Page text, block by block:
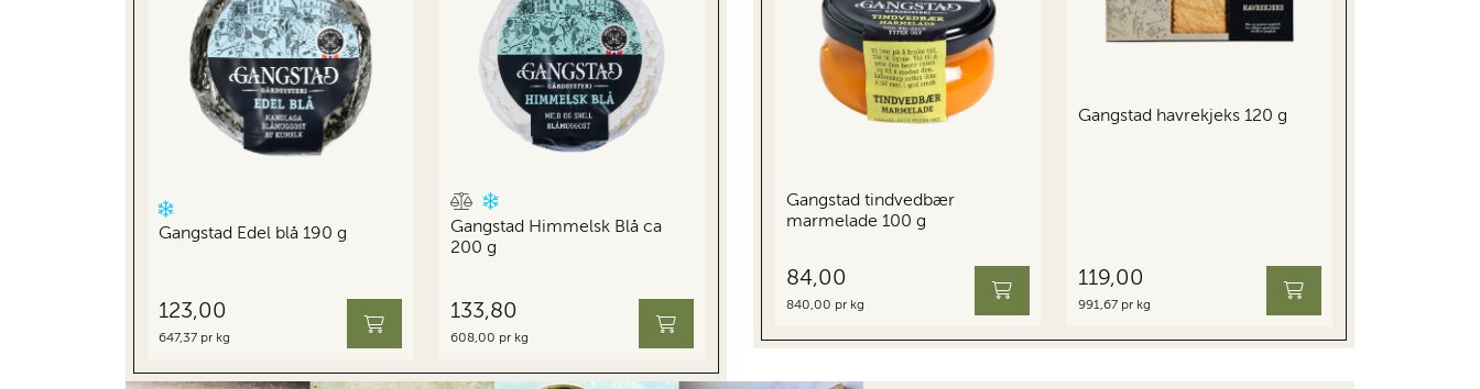
Gangstad Edel blå 190 g
123,00
647,37 pr kg
Gangstad Himmelsk Blå ca
200 g
133,80
608,00 pr kg
Gangstad tindvedbær
marmelade 100 g
84,00
840,00 pr kg
Gangstad havrekjeks 120 g
119,00
991,67 pr kg